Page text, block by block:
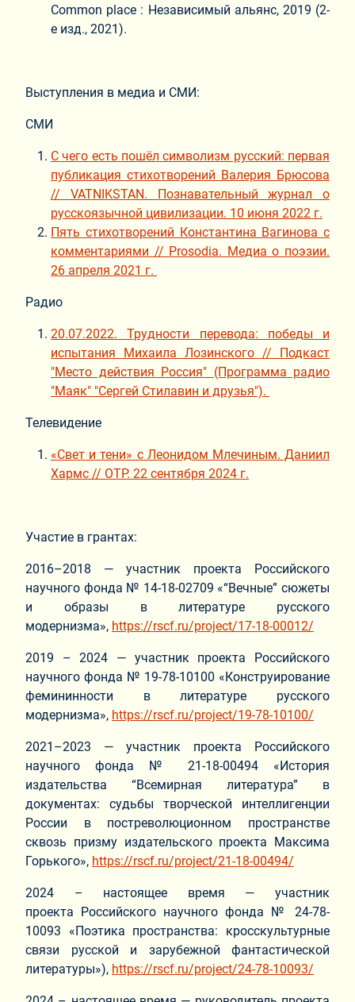
Common place : Независимый альянс, 2019 (2-
е изд., 2021).
Выступления в медиа и СМИ:
СМИ
С чего есть пошёл символизм русский: первая
публикация стихотворений Валерия Брюсова
// VATNIKSTAN. Познавательный журнал о
русскоязычной цивилизации. 10 июня 2022 г.
Пять стихотворений Константина Вагинова с
комментариями // Prosodia. Медиа о поэзии.
26 апреля 2021 г.
Радио
20.07.2022. Трудности перевода: победы и
испытания Михаила Лозинского // Подкаст
"Место действия Россия" (Программа радио
"Маяк" "Сергей Стилавин и друзья").
Телевидение
«Свет и тени» с Леонидом Млечиным. Даниил
Хармс // ОТР. 22 сентября 2024 г.
Участие в грантах:
2016–2018 — участник проекта Российского
научного фонда № 14-18-02709 «“Вечные” сюжеты
и образы в литературе русского
модернизма», https://rscf.ru/project/17-18-00012/
2019 – 2024 — участник проекта Российского
научного фонда № 19-78-10100 «Конструирование
фемининности в литературе русского
модернизма», https://rscf.ru/project/19-78-10100/
2021–2023 — участник проекта Российского
научного фонда № 21-18-00494 «История
издательства “Всемирная литература” в
документах: судьбы творческой интеллигенции
России в постреволюционном пространстве
сквозь призму издательского проекта Максима
Горького», https://rscf.ru/project/21-18-00494/
2024 – настоящее время — участник
проекта Российского научного фонда № 24-78-
10093 «Поэтика пространства: кросскультурные
связи русской и зарубежной фантастической
литературы»), https://rscf.ru/project/24-78-10093/